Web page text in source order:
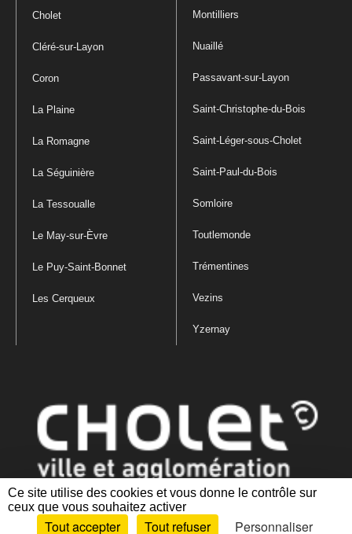
Ce site utilise des cookies et vous donne le contrôle sur
ceux que vous souhaitez activer
Tout accepter Tout refuser Personnaliser
Cholet
Cléré-sur-Layon
Coron
La Plaine
La Romagne
La Séguinière
La Tessoualle
Le May-sur-Èvre
Le Puy-Saint-Bonnet
Les Cerqueux
Montilliers
Nuaillé
Passavant-sur-Layon
Saint-Christophe-du-Bois
Saint-Léger-sous-Cholet
Saint-Paul-du-Bois
Somloire
Toutlemonde
Trémentines
Vezins
Yzernay
Mentions légales|Politique de confidentialité
des cookies |Plan du site Accessibilité : partiellement conforme